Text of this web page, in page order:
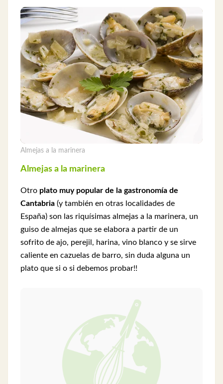
Almejas a la marinera
Almejas a la marinera
Otro plato muy popular de la gastronomía de
Cantabria (y también en otras localidades de
España) son las riquísimas almejas a la marinera, un
guiso de almejas que se elabora a partir de un
sofrito de ajo, perejil, harina, vino blanco y se sirve
caliente en cazuelas de barro, sin duda alguna un
plato que si o si debemos probar!!